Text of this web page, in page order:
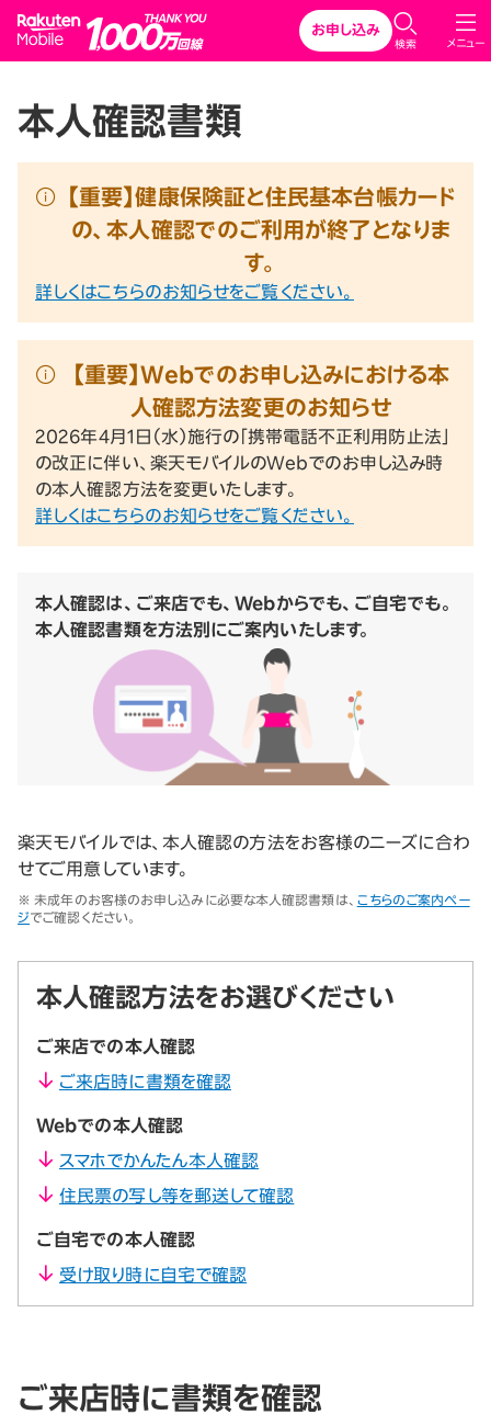
Rakuten Mobile
メニュー
検索
お申し込み
本人確認書類
【重要】健康保険証と住民基本台帳カード
の、本人確認でのご利用が終了となりま
す。
詳しくはこちらのお知らせをご覧ください。
【重要】Webでのお申し込みにおける本
人確認方法変更のお知らせ
2026年4月1日（水）施行の「携帯電話不正利用防止法」
の改正に伴い、楽天モバイルのWebでのお申し込み時
の本人確認方法を変更いたします。
詳しくはこちらのお知らせをご覧ください。
本人確認は、ご来店でも、Webからでも、ご自宅でも。
本人確認書類を方法別にご案内いたします。
楽天モバイルでは、本人確認の方法をお客様のニーズに合わ
せてご用意しています。
※ 未成年のお客様のお申し込みに必要な本人確認書類は、 こちらのご案内ペー
ジでご確認ください。
本人確認方法をお選びください
ご来店での本人確認
ご来店時に書類を確認
Webでの本人確認
スマホでかんたん本人確認
住民票の写し等を郵送して確認
ご自宅での本人確認
受け取り時に自宅で確認
ご来店時に書類を確認